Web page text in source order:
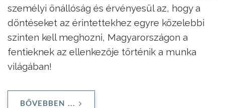
személyi önállóság és érvényesül az, hogy a
döntéseket az érintettekhez egyre közelebbi
szinten kell meghozni, Magyarországon a
fentieknek az ellenkezője történik a munka
világában!
BŐVEBBEN ...